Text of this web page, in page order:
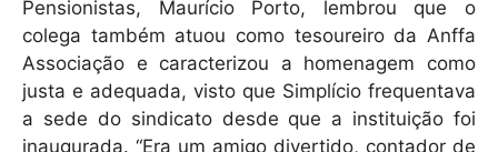
Pensionistas, Maurício Porto, lembrou que o
colega também atuou como tesoureiro da Anffa
Associação e caracterizou a homenagem como
justa e adequada, visto que Simplício frequentava
a sede do sindicato desde que a instituição foi
inaugurada. “Era um amigo divertido, contador de